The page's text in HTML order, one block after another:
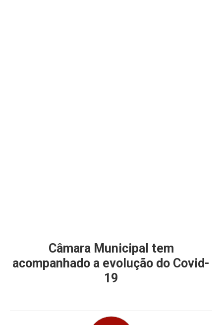
Câmara Municipal tem
acompanhado a evolução do Covid-
19